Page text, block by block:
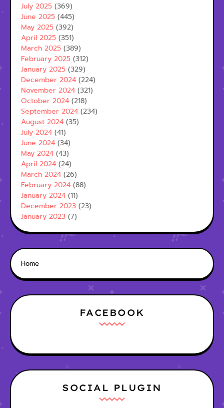
July 2025 (369)
June 2025 (445)
May 2025 (392)
April 2025 (351)
March 2025 (389)
February 2025 (312)
January 2025 (329)
December 2024 (224)
November 2024 (321)
October 2024 (218)
September 2024 (234)
August 2024 (35)
July 2024 (41)
June 2024 (34)
May 2024 (43)
April 2024 (24)
March 2024 (26)
February 2024 (88)
January 2024 (11)
December 2023 (23)
January 2023 (7)
Home
FACEBOOK
SOCIAL PLUGIN